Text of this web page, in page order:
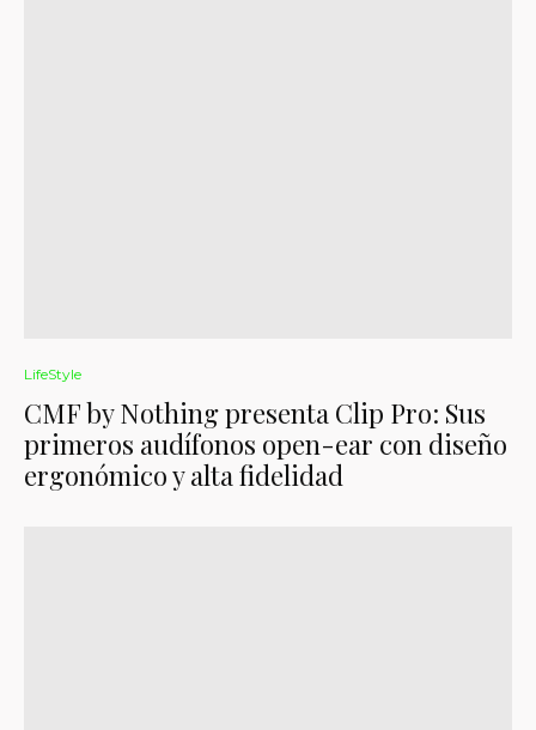
LifeStyle
CMF by Nothing presenta Clip Pro: Sus
primeros audífonos open-ear con diseño
ergonómico y alta fidelidad